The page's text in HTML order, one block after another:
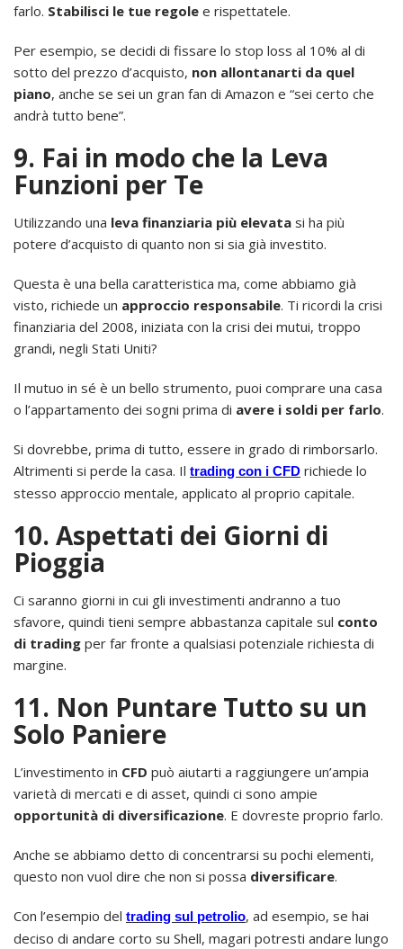
farlo. Stabilisci le tue regole e rispettatele.
Per esempio, se decidi di fissare lo stop loss al 10% al di
sotto del prezzo d’acquisto, non allontanarti da quel
piano, anche se sei un gran fan di Amazon e “sei certo che
andrà tutto bene”.
9. Fai in modo che la Leva
Funzioni per Te
Utilizzando una leva finanziaria più elevata si ha più
potere d’acquisto di quanto non si sia già investito.
Questa è una bella caratteristica ma, come abbiamo già
visto, richiede un approccio responsabile. Ti ricordi la crisi
finanziaria del 2008, iniziata con la crisi dei mutui, troppo
grandi, negli Stati Uniti?
Il mutuo in sé è un bello strumento, puoi comprare una casa
o l’appartamento dei sogni prima di avere i soldi per farlo.
Si dovrebbe, prima di tutto, essere in grado di rimborsarlo.
Altrimenti si perde la casa. Il trading con i CFD richiede lo
stesso approccio mentale, applicato al proprio capitale.
10. Aspettati dei Giorni di
Pioggia
Ci saranno giorni in cui gli investimenti andranno a tuo
sfavore, quindi tieni sempre abbastanza capitale sul conto
di trading per far fronte a qualsiasi potenziale richiesta di
margine.
11. Non Puntare Tutto su un
Solo Paniere
L’investimento in CFD può aiutarti a raggiungere un’ampia
varietà di mercati e di asset, quindi ci sono ampie
opportunità di diversificazione. E dovreste proprio farlo.
Anche se abbiamo detto di concentrarsi su pochi elementi,
questo non vuol dire che non si possa diversificare.
Con l’esempio del trading sul petrolio, ad esempio, se hai
deciso di andare corto su Shell, magari potresti andare lungo